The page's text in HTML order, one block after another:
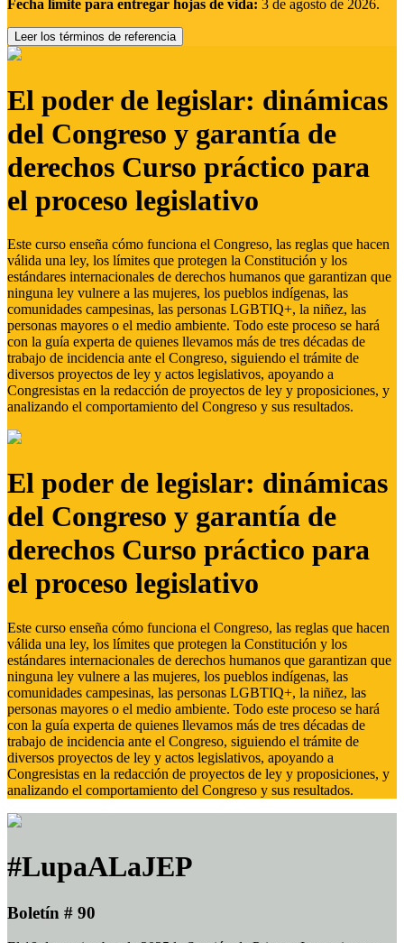
Fecha límite para entregar hojas de vida: 3 de agosto de 2026.
Leer los términos de referencia
El poder de legislar: dinámicas
del Congreso y garantía de
derechos Curso práctico para
el proceso legislativo
Este curso enseña cómo funciona el Congreso, las reglas que hacen
válida una ley, los límites que protegen la Constitución y los
estándares internacionales de derechos humanos que garantizan que
ninguna ley vulnere a las mujeres, los pueblos indígenas, las
comunidades campesinas, las personas LGBTIQ+, la niñez, las
personas mayores o el medio ambiente. Todo este proceso se hará
con la guía experta de quienes llevamos más de tres décadas de
trabajo de incidencia ante el Congreso, siguiendo el trámite de
diversos proyectos de ley y actos legislativos, apoyando a
Congresistas en la redacción de proyectos de ley y proposiciones, y
analizando el comportamiento del Congreso y sus resultados.
El poder de legislar: dinámicas
del Congreso y garantía de
derechos Curso práctico para
el proceso legislativo
Este curso enseña cómo funciona el Congreso, las reglas que hacen
válida una ley, los límites que protegen la Constitución y los
estándares internacionales de derechos humanos que garantizan que
ninguna ley vulnere a las mujeres, los pueblos indígenas, las
comunidades campesinas, las personas LGBTIQ+, la niñez, las
personas mayores o el medio ambiente. Todo este proceso se hará
con la guía experta de quienes llevamos más de tres décadas de
trabajo de incidencia ante el Congreso, siguiendo el trámite de
diversos proyectos de ley y actos legislativos, apoyando a
Congresistas en la redacción de proyectos de ley y proposiciones, y
analizando el comportamiento del Congreso y sus resultados.
#LupaALaJEP
Boletín # 90